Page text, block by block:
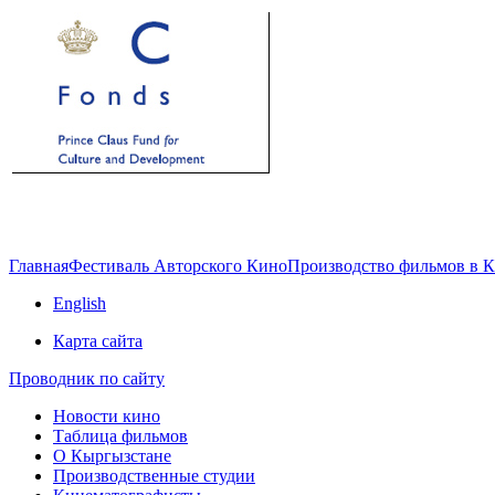
ГлавнаяФестиваль Авторского КиноПроизводство фильмов в
English
Карта сайта
Проводник по сайту
Новости кино
Таблица фильмов
О Кыргызстане
Производственные студии